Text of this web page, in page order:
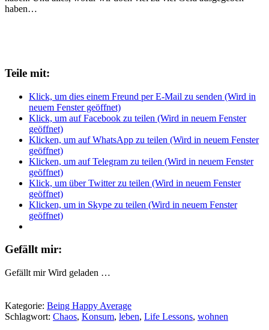
haben…
Teile mit:
Klick, um dies einem Freund per E-Mail zu senden (Wird in
neuem Fenster geöffnet)
Klick, um auf Facebook zu teilen (Wird in neuem Fenster
geöffnet)
Klicken, um auf WhatsApp zu teilen (Wird in neuem Fenster
geöffnet)
Klicken, um auf Telegram zu teilen (Wird in neuem Fenster
geöffnet)
Klick, um über Twitter zu teilen (Wird in neuem Fenster
geöffnet)
Klicken, um in Skype zu teilen (Wird in neuem Fenster
geöffnet)
Gefällt mir:
Gefällt mir Wird geladen …
Kategorie: Being Happy Average
Schlagwort: Chaos, Konsum, leben, Life Lessons, wohnen